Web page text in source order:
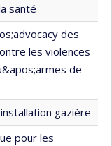
santé
des
les violences
de
gazière
pour les